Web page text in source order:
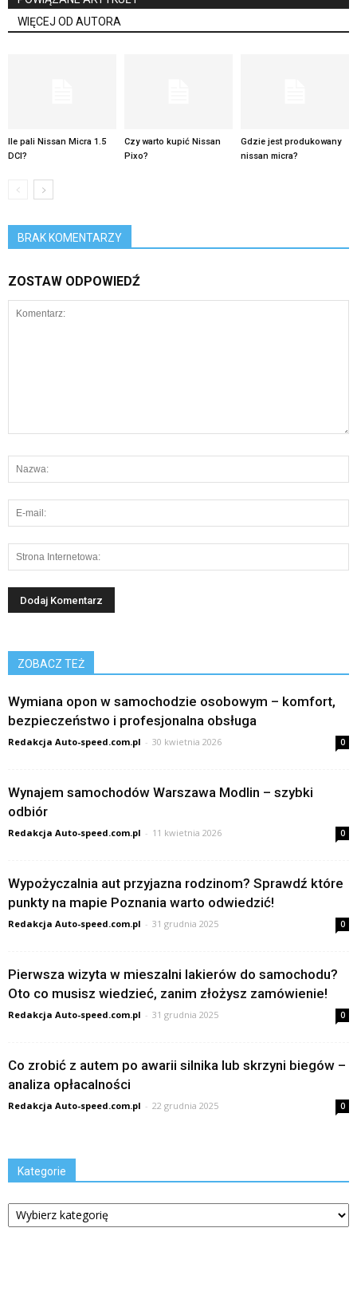
WIĘCEJ OD AUTORA
Ile pali Nissan Micra 1.5
DCI?
Czy warto kupić Nissan
Pixo?
Gdzie jest produkowany
nissan micra?
BRAK KOMENTARZY
ZOSTAW ODPOWIEDŹ
ZOBACZ TEŻ
Wymiana opon w samochodzie osobowym – komfort,
bezpieczeństwo i profesjonalna obsługa
Redakcja Auto-speed.com.pl - 30 kwietnia 2026 0
Wynajem samochodów Warszawa Modlin – szybki
odbiór
Redakcja Auto-speed.com.pl - 11 kwietnia 2026 0
Wypożyczalnia aut przyjazna rodzinom? Sprawdź które
punkty na mapie Poznania warto odwiedzić!
Redakcja Auto-speed.com.pl - 31 grudnia 2025 0
Pierwsza wizyta w mieszalni lakierów do samochodu?
Oto co musisz wiedzieć, zanim złożysz zamówienie!
Redakcja Auto-speed.com.pl - 31 grudnia 2025 0
Co zrobić z autem po awarii silnika lub skrzyni biegów –
analiza opłacalności
Redakcja Auto-speed.com.pl - 22 grudnia 2025 0
Kategorie
Kategorie